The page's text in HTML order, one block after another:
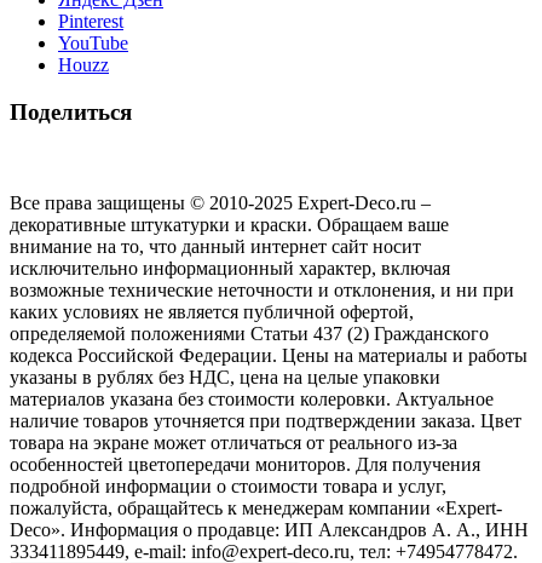
Pinterest
YouTube
Houzz
Поделиться
Все права защищены © 2010-2025 Expert-Deco.ru –
декоративные штукатурки и краски. Обращаем ваше
внимание на то, что данный интернет сайт носит
исключительно информационный характер, включая
возможные технические неточности и отклонения, и ни при
каких условиях не является публичной офертой,
определяемой положениями Статьи 437 (2) Гражданского
кодекса Российской Федерации. Цены на материалы и работы
указаны в рублях без НДС, цена на целые упаковки
материалов указана без стоимости колеровки. Актуальное
наличие товаров уточняется при подтверждении заказа. Цвет
товара на экране может отличаться от реального из‑за
особенностей цветопередачи мониторов. Для получения
подробной информации о стоимости товара и услуг,
пожалуйста, обращайтесь к менеджерам компании «Expert-
Deco». Информация о продавце: ИП Александров А. А., ИНН
333411895449, e-mail: info@expert-deco.ru, тел: +74954778472.